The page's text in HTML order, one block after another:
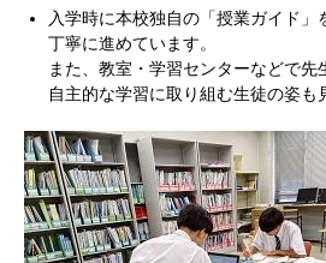
入学時に本校独自の「授業ガイド
丁寧に進めています。
また、教室・学習センターなどで先
自主的な学習に取り組む生徒の姿も